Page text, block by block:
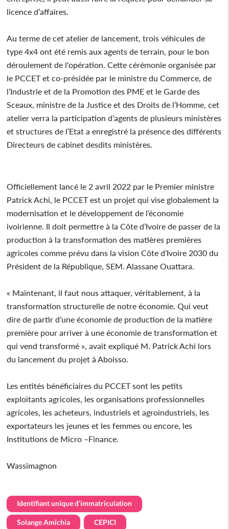
licence d’affaires.
Au terme de cet atelier de lancement, trois véhicules de
type 4x4 ont été remis aux agents de terrain, pour le bon
déroulement de l'opération. Cette cérémonie organisée par
le PCCET et co-présidée par le ministre du Commerce, de
l’Industrie et de la Promotion des PME et le Garde des
Sceaux, ministre de la Justice et des Droits de l’Homme, cet
atelier verra la participation d’agents de plusieurs ministères
et structures de l’Etat a enregistré la présence des différents
Directeurs de cabinet desdits ministères.
Officiellement lancé le 2 avril 2022 par le Premier ministre
Patrick Achi, le PCCET est un projet qui vise globalement la
modernisation et le développement de l’économie
ivoirienne. Il doit permettre à la Côte d’Ivoire de passer de la
production à la transformation des matières premières
agricoles comme prévu dans la vision Côte d’Ivoire 2030 du
Président de la République, SEM. Alassane Ouattara.
« Maintenant, il faut nous attaquer, véritablement, à la
transformation structurelle de notre économie. Qui veut
dire de partir d’une économie de production de la matière
première pour arriver à une économie de transformation et
qui vend transformé », avait expliqué M. Patrick Achi lors
du lancement du projet à Aboisso.
Les entités bénéficiaires du PCCET sont les petits
exploitants agricoles, les organisations professionnelles
agricoles, les acheteurs, industriels et agroindustriels, les
exportateurs les jeunes et les femmes ou encore, les
Institutions de Micro –Finance.
Wassimagnon
Identifiant unique d’immatriculation
Solange Amichia CEPICI